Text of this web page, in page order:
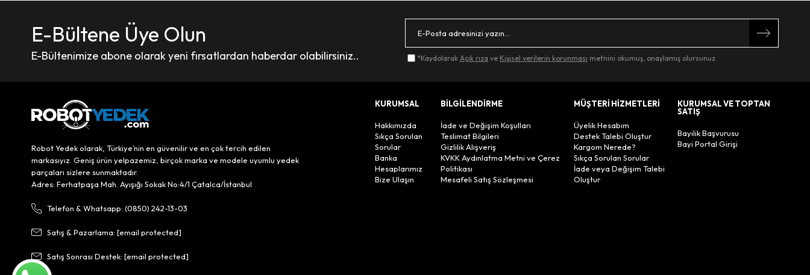
E-Bültene Üye Olun
E-Bültenimize abone olarak yeni fırsatlardan haberdar olabilirsiniz.. *Kaydolarak Açık rıza ve Kişisel verilerin korunması metnini okumuş, onaylamış olursunuz.
Robot Yedek olarak, Türkiye’nin en güvenilir ve en çok tercih edilen
markasıyız. Geniş ürün yelpazemiz, birçok marka ve modele uyumlu yedek
parçaları sizlere sunmaktadır.
Adres: Ferhatpaşa Mah. Ayışığı Sokak No:4/1 Çatalca/İstanbul
Telefon & Whatsapp: (0850) 242-13-03
Satış & Pazarlama: [email protected]
Satış Sonrası Destek: [email protected]
KURUMSAL
Hakkımızda
Sıkça Sorulan
Sorular
Banka
Hesaplarımız
Bize Ulaşın
BİLGİLENDİRME
İade ve Değişim Koşulları
Teslimat Bilgileri
Gizlilik Alışveriş
KVKK Aydınlatma Metni ve Çerez
Politikası
Mesafeli Satış Sözleşmesi
MÜŞTERİ HİZMETLERİ
Üyelik Hesabım
Destek Talebi Oluştur
Kargom Nerede?
Sıkça Sorulan Sorular
İade veya Değişim Talebi
Oluştur
KURUMSAL VE TOPTAN
SATIŞ
Bayilik Başvurusu
Bayi Portal Girişi